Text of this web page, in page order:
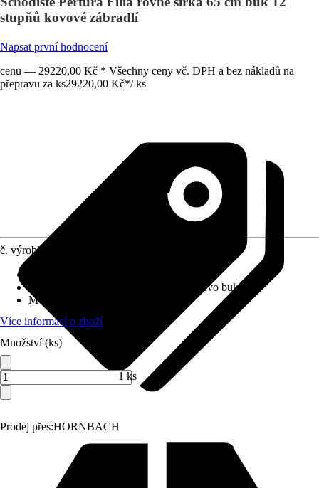
stupňů kovové zábradlí
Napsat první hodnocení
cenu — 29220,00 Kč * Všechny ceny vč. DPH a bez nákladů na
přepravu za ks29220,00 Kč*/ ks
Prodej přes:HORNBACH
č. výrobku
Lepené dřevo buk
Možný tvar schodiště
Více informací o zboží
Množství (ks)
1 ks